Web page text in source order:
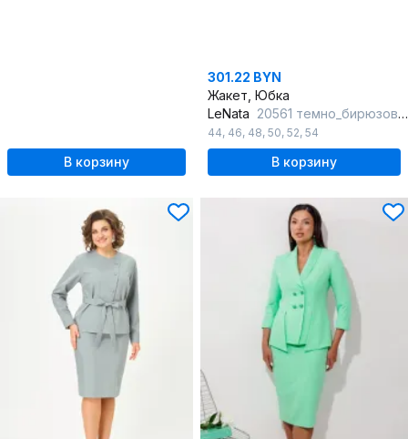
В корзину
301.22 BYN
Жакет, Юбка
LeNata 20561 темно_бирюзовый
44, 46, 48, 50, 52, 54
В корзину